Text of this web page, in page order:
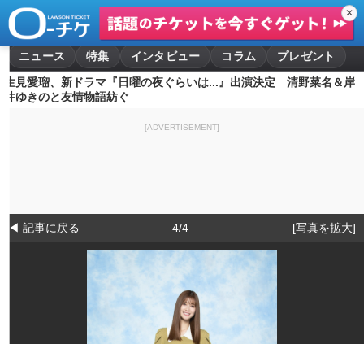
✕
ニュース 特集 インタビュー コラム
プレゼント
生見愛瑠、新ドラマ『日曜の夜ぐらいは...』出演決定 清野菜名＆岸
井ゆきのと友情物語紡ぐ
[ADVERTISEMENT]
◀ 記事に戻る 4/4 [写真を拡大]